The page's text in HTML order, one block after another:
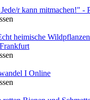
r kann mitmachen!" -
heimische
I Online